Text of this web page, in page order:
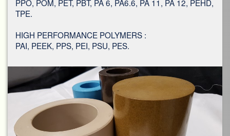
PPO, POM, PET, PBT, PA 6, PA6.6, PA 11, PA 12, PEHD,
TPE.
HIGH PERFORMANCE POLYMERS :
PAI, PEEK, PPS, PEI, PSU, PES.